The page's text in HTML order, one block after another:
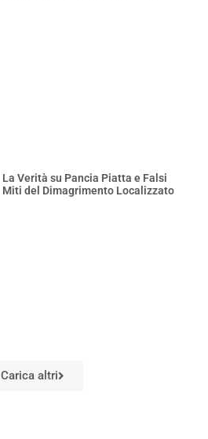
La Verità su Pancia Piatta e Falsi
Miti del Dimagrimento Localizzato
Carica altri